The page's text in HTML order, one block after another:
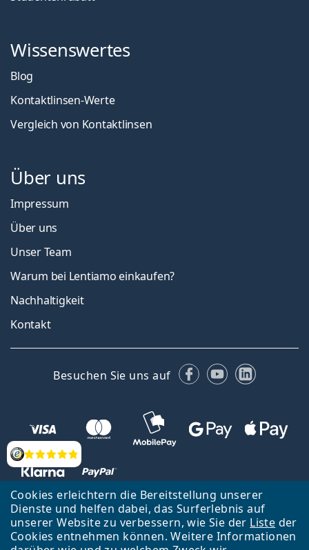
Cookies erleichtern die Bereitstellung unserer
Dienste und helfen dabei, das Surferlebnis auf
unserer Website zu verbessern, wie Sie der Liste der
Cookies entnehmen können. Weitere Informationen
Bewertung
Wissenswertes
Blog
Kontaktlinsen-Werte
Vergleich von Kontaktlinsen
Über uns
Impressum
Über uns
Unser Team
Warum bei Lentiamo einkaufen?
Nachhaltigkeit
Kontakt
Besuchen Sie uns auf Facebook
YouTubeLinkedIn
Zurück zur Hauptseite
Nach oben
Lentiamo s.r.o., Tschechien ist Eigentümer und Betreiber des Online-